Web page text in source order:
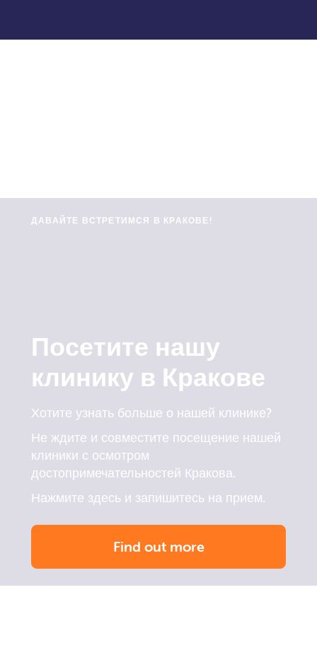
ДАВАЙТЕ ВСТРЕТИМСЯ В КРАКОВЕ!
Посетите нашу
клинику в Кракове
Хотите узнать больше о нашей клинике?
Не ждите и совместите посещение нашей
клиники с осмотром
достопримечательностей Кракова.
Нажмите здесь и запишитесь на прием.
Find out more